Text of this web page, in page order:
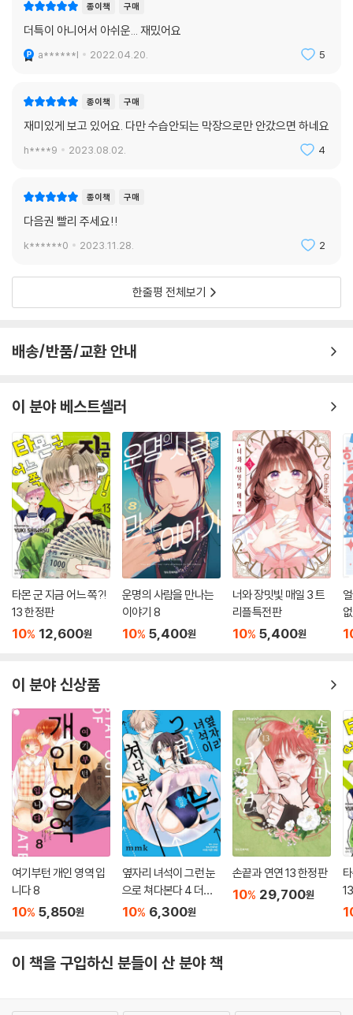
종이책 구매
더특이 아니어서 아쉬운... 재밌어요
a******l 2022.04.20. 5
종이책 구매
재미있게 보고 있어요. 다만 수습안되는 막장으로만 안갔으면 하네요
h****9 2023.08.02. 4
종이책 구매
다음권 빨리 주세요!!
k******0 2023.11.28. 2
한줄평 전체보기
배송/반품/교환 안내
이 분야 베스트셀러
타몬 군 지금 어느 쪽?!
13 한정판
10% 12,600원
운명의 사람을 만나는
이야기 8
10% 5,400원
너와 장밋빛 매일 3 트
리플특전판
10% 5,400원
이 분야 신상품
여기부턴 개인 영역 입
니다 8
10% 5,850원
옆자리 녀석이 그런 눈
으로 쳐다본다 4 더블
특전판
10% 6,300원
손끝과 연연 13 한정판
10% 29,700원
13
이 책을 구입하신 분들이 산 분야 책